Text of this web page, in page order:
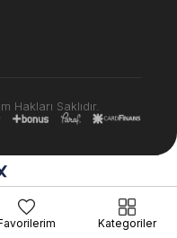
Saklıdır.
Kategoriler